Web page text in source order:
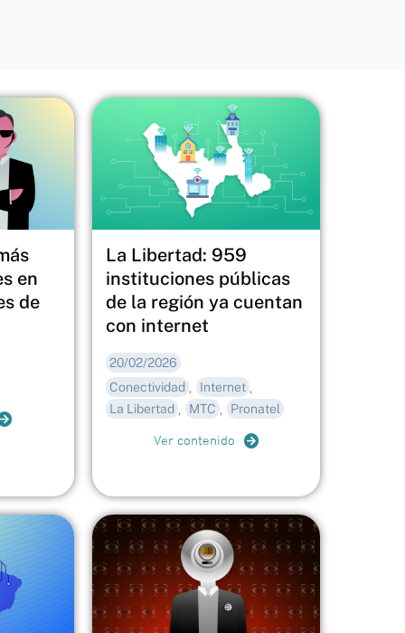
en
de
La Libertad: 959
instituciones públicas
de la región ya cuentan
con internet
20/02/2026
Conectividad , Internet ,
La Libertad , MTC , Pronatel
Ver contenido